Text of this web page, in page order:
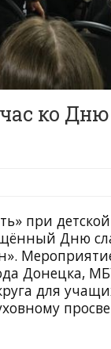
ко Дню
при
Дню
Донецка,
для